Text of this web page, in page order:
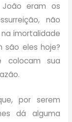
eram os
não
imortalidade
são eles hoje?
colocam sua
por serem
dá alguma